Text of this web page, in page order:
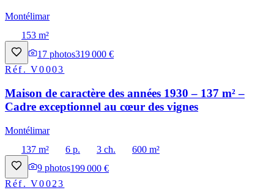
Montélimar
153 m²
17 photos319 000 €
Réf.V0003
Maison de caractère des années 1930 – 137 m² –
Cadre exceptionnel au cœur des vignes
Montélimar
137 m²
6 p. 3 ch.
600 m²
9 photos199 000 €
Réf.V0023